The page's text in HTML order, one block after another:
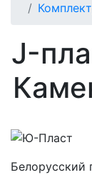
J-
Белорусский